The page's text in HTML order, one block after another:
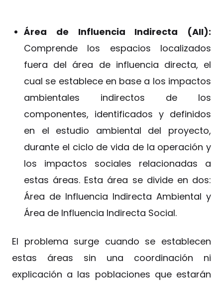
Área de Influencia Indirecta (AII):
Comprende los espacios localizados
fuera del área de influencia directa, el
cual se establece en base a los impactos
ambientales indirectos de los
componentes, identificados y definidos
en el estudio ambiental del proyecto,
durante el ciclo de vida de la operación y
los impactos sociales relacionadas a
estas áreas. Esta área se divide en dos:
Área de Influencia Indirecta Ambiental y
Área de Influencia Indirecta Social.
El problema surge cuando se establecen
estas áreas sin una coordinación ni
explicación a las poblaciones que estarán